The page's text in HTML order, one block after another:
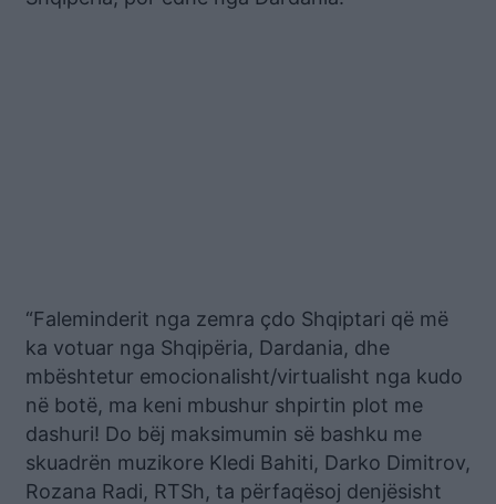
“Faleminderit nga zemra çdo Shqiptari që më
ka votuar nga Shqipëria, Dardania, dhe
mbështetur emocionalisht/virtualisht nga kudo
në botë, ma keni mbushur shpirtin plot me
dashuri! Do bëj maksimumin së bashku me
skuadrën muzikore Kledi Bahiti, Darko Dimitrov,
Rozana Radi, RTSh, ta përfaqësoj denjësisht